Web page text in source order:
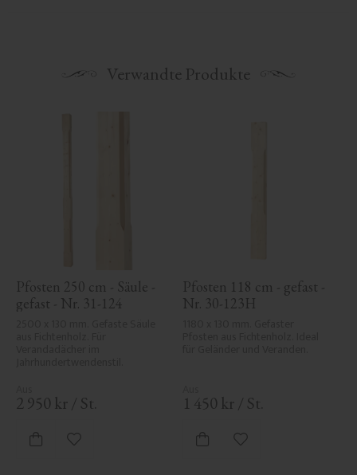
Verwandte Produkte
Pfosten 250 cm - Säule -
gefast - Nr. 31-124
2 950 kr / St.
Zu Favoriten hinzufügen
Pfosten 118 cm - gefast -
Nr. 30-123H
1 450 kr / St.
Zu Favoriten